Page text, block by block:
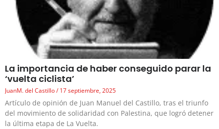
La importancia de haber conseguido parar la
‘vuelta ciclista’
JuanM. del Castillo 17 septiembre, 2025
Artículo de opinión de Juan Manuel del Castillo, tras el triunfo
del movimiento de solidaridad con Palestina, que logró detener
la última etapa de La Vuelta.